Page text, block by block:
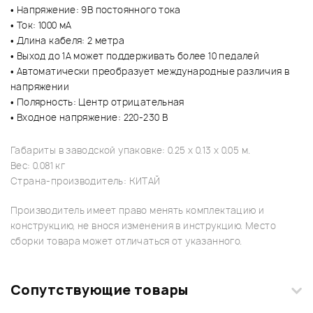
• Напряжение: 9В постоянного тока
• Ток: 1000 мА
• Длина кабеля: 2 метра
• Выход до 1А может поддерживать более 10 педалей
• Автоматически преобразует международные различия в
напряжении
• Полярность: Центр отрицательная
• Входное напряжение: 220-230 В
Габариты в заводской упаковке: 0.25 x 0.13 x 0.05 м.
Вес: 0.081 кг
Страна-производитель: КИТАЙ
Производитель имеет право менять комплектацию и
конструкцию, не внося изменения в инструкцию. Место
сборки товара может отличаться от указанного.
Сопутствующие товары